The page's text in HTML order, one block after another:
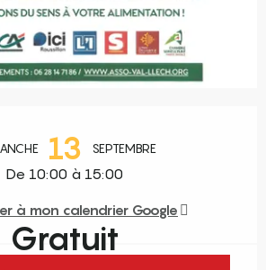
13 SEPTEMBRE
De 10:00 à 15:00
à mon calendrier Google
Gratuit